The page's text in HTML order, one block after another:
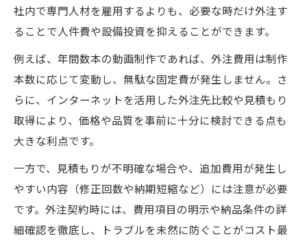
社内で専門人材を雇用するよりも、必要な時だけ外注す
ることで人件費や設備投資を抑えることができます。
例えば、年間数本の動画制作であれば、外注費用は制作
本数に応じて変動し、無駄な固定費が発生しません。さ
らに、インターネットを活用した外注先比較や見積もり
取得により、価格や品質を事前に十分に検討できる点も
大きな利点です。
一方で、見積もりが不明確な場合や、追加費用が発生し
やすい内容（修正回数や納期短縮など）には注意が必要
です。外注契約時には、費用項目の明示や納品条件の詳
細確認を徹底し、トラブルを未然に防ぐことがコスト最